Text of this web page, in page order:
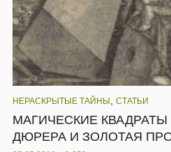
НЕРАСКРЫТЫЕ ТАЙНЫ СТАТЬИ
МАГИЧЕСКИЕ
ДЮРЕРА И ЗОЛОТАЯ